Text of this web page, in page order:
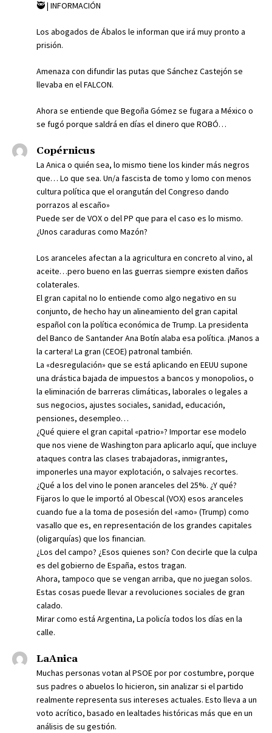
🥷 | INFORMACIÓN
Los abogados de Ábalos le informan que irá muy pronto a
prisión.
Amenaza con difundir las putas que Sánchez Castejón se
llevaba en el FALCON.
Ahora se entiende que Begoña Gómez se fugara a México o
se fugó porque saldrá en días el dinero que ROBÓ…
Copérnicus
La Anica o quién sea, lo mismo tiene los kinder más negros
que… Lo que sea. Un/a fascista de tomo y lomo con menos
cultura política que el orangután del Congreso dando
porrazos al escaño»
Puede ser de VOX o del PP que para el caso es lo mismo.
¿Unos caraduras como Mazón?
Los aranceles afectan a la agricultura en concreto al vino, al
aceite…pero bueno en las guerras siempre existen daños
colaterales.
El gran capital no lo entiende como algo negativo en su
conjunto, de hecho hay un alineamiento del gran capital
español con la política económica de Trump. La presidenta
del Banco de Santander Ana Botín alaba esa política. ¡Manos a
la cartera! La gran (CEOE) patronal también.
La «desregulación» que se está aplicando en EEUU supone
una drástica bajada de impuestos a bancos y monopolios, o
la eliminación de barreras climáticas, laborales o legales a
sus negocios, ajustes sociales, sanidad, educación,
pensiones, desempleo…
¿Qué quiere el gran capital «patrio»? Importar ese modelo
que nos viene de Washington para aplicarlo aquí, que incluye
ataques contra las clases trabajadoras, inmigrantes,
imponerles una mayor explotación, o salvajes recortes.
¿Qué a los del vino le ponen aranceles del 25%. ¿Y qué?
Fijaros lo que le importó al Obescal (VOX) esos aranceles
cuando fue a la toma de posesión del «amo» (Trump) como
vasallo que es, en representación de los grandes capitales
(oligarquías) que los financian.
¿Los del campo? ¿Esos quienes son? Con decirle que la culpa
es del gobierno de España, estos tragan.
Ahora, tampoco que se vengan arriba, que no juegan solos.
Estas cosas puede llevar a revoluciones sociales de gran
calado.
Mirar como está Argentina, La policía todos los días en la
calle.
LaAnica
Muchas personas votan al PSOE por por costumbre, porque
sus padres o abuelos lo hicieron, sin analizar si el partido
realmente representa sus intereses actuales. Esto lleva a un
voto acrítico, basado en lealtades históricas más que en un
análisis de su gestión.